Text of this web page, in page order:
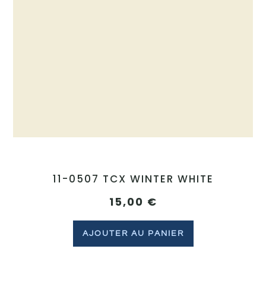
11-0507 TCX WINTER WHITE
15,00 €
AJOUTER AU PANIER